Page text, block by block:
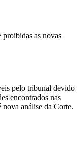
as novas
pelo tribunal devido
encontrados nas
análise da Corte.